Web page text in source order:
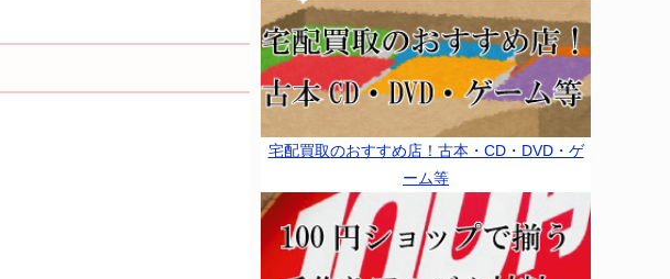
宅配買取のおすすめ店！古本・CD・DVD・ゲ
ーム等